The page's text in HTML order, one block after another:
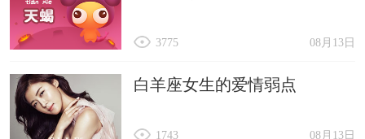
08月13日
3775
白羊座女生的爱情弱点
08月13日
1743